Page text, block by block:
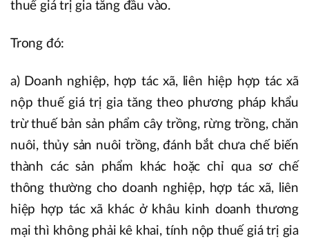
thuế giá trị gia tăng đầu vào.
Trong đó:
a) Doanh nghiệp, hợp tác xã, liên hiệp hợp tác xã
nộp thuế giá trị gia tăng theo phương pháp khẩu
trừ thuế bản sản phẩm cây trồng, rừng trồng, chăn
nuôi, thủy sản nuôi trồng, đánh bắt chưa chế biến
thành các sản phẩm khác hoặc chỉ qua sơ chế
thông thường cho doanh nghiệp, hợp tác xã, liên
hiệp hợp tác xã khác ở khâu kinh doanh thương
mại thì không phải kê khai, tính nộp thuế giá trị gia